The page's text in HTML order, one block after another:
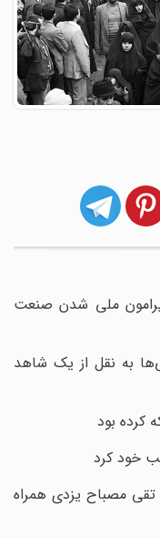
ملی شدن صنعت
به نقل از یک شاهد
بود
مصباح یزدی همراه